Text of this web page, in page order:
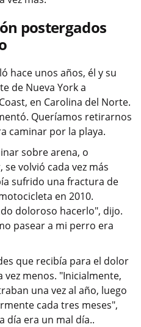
postergados
hace unos años, él y su
de Nueva York a
en Carolina del Norte.
Queríamos retirarnos
caminar por la playa.
sobre arena, o
volvió cada vez más
sufrido una fractura de
en 2010.
doloroso hacerlo", dijo.
pasear a mi perro era
que recibía para el dolor
menos. "Inicialmente,
una vez al año, luego
cada tres meses",
día era un mal día..